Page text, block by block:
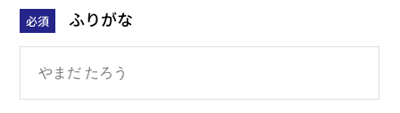
必須 ふりがな